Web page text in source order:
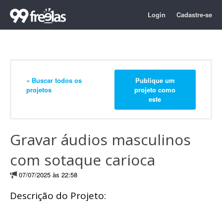
Login Cadastre-se
« Buscar todos os
projetos
Publique um
projeto como
este
Gravar áudios masculinos
com sotaque carioca
07/07/2025 às 22:58
Descrição do Projeto: